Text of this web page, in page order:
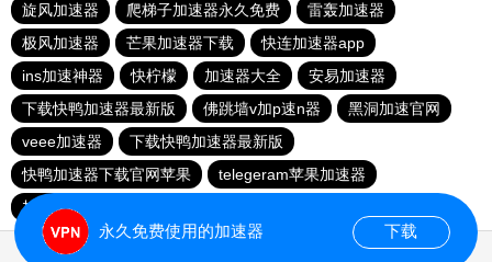
旋风加速器
爬梯子加速器永久免费
雷轰加速器
极风加速器
芒果加速器下载
快连加速器app
ins加速神器
快柠檬 加速器大全
安易加速器
下载快鸭加速器最新版
佛跳墙v加p速n器
黑洞加速官网
veee加速器
下载快鸭加速器最新版
快鸭加速器下载官网苹果
telegeram苹果加速器
加速器旋风
永久免费使用的加速器 下载